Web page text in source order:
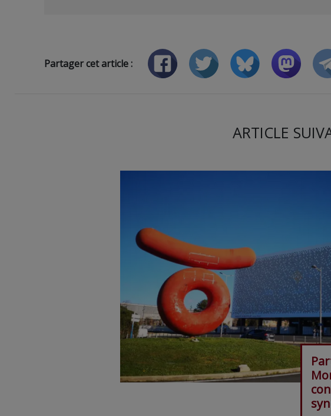
Partager cet article :
ARTICLE